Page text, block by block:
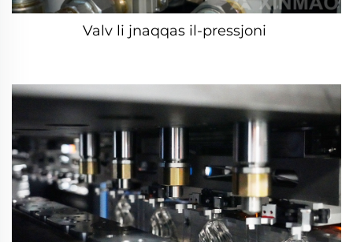
Valv li jnaqqas il-pressjoni